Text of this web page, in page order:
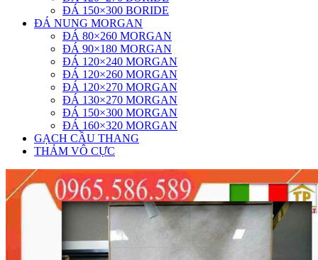
ĐÁ 150×300 BORIDE
ĐÁ NUNG MORGAN
ĐÁ 80×260 MORGAN
ĐÁ 90×180 MORGAN
ĐÁ 120×240 MORGAN
ĐÁ 120×260 MORGAN
ĐÁ 120×270 MORGAN
ĐÁ 130×270 MORGAN
ĐÁ 150×300 MORGAN
ĐÁ 160×320 MORGAN
GẠCH CẦU THANG
THẢM VÔ CỰC